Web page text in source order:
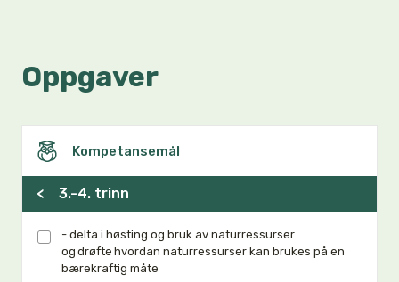
Oppgaver
Kompetansemål
< 3.-4. trinn
- delta i høsting og bruk av naturressurser
og drøfte hvordan naturressurser kan brukes på en
bærekraftig måte